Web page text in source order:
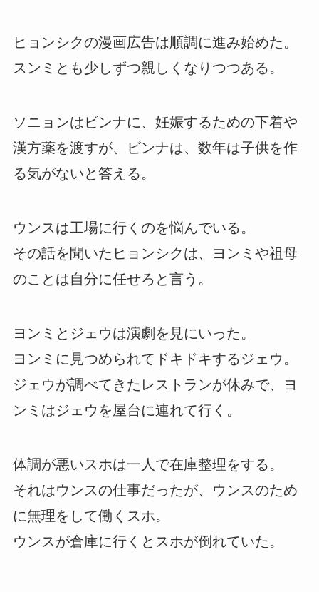
ヒョンシクの漫画広告は順調に進み始めた。
スンミとも少しずつ親しくなりつつある。
ソニョンはビンナに、妊娠するための下着や
漢方薬を渡すが、ビンナは、数年は子供を作
る気がないと答える。
ウンスは工場に行くのを悩んでいる。
その話を聞いたヒョンシクは、ヨンミや祖母
のことは自分に任せろと言う。
ヨンミとジェウは演劇を見にいった。
ヨンミに見つめられてドキドキするジェウ。
ジェウが調べてきたレストランが休みで、ヨ
ンミはジェウを屋台に連れて行く。
体調が悪いスホは一人で在庫整理をする。
それはウンスの仕事だったが、ウンスのため
に無理をして働くスホ。
ウンスが倉庫に行くとスホが倒れていた。